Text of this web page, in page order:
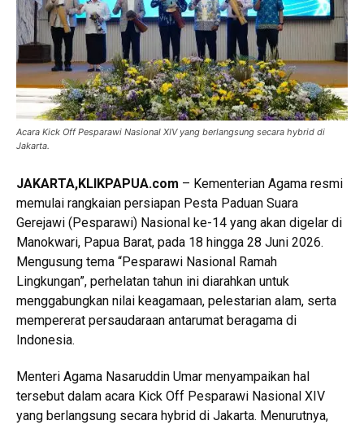
Acara Kick Off Pesparawi Nasional XIV yang berlangsung secara hybrid di
Jakarta.
JAKARTA,KLIKPAPUA.com – Kementerian Agama resmi
memulai rangkaian persiapan Pesta Paduan Suara
Gerejawi (Pesparawi) Nasional ke-14 yang akan digelar di
Manokwari, Papua Barat, pada 18 hingga 28 Juni 2026.
Mengusung tema “Pesparawi Nasional Ramah
Lingkungan”, perhelatan tahun ini diarahkan untuk
menggabungkan nilai keagamaan, pelestarian alam, serta
mempererat persaudaraan antarumat beragama di
Indonesia.
Menteri Agama Nasaruddin Umar menyampaikan hal
tersebut dalam acara Kick Off Pesparawi Nasional XIV
yang berlangsung secara hybrid di Jakarta. Menurutnya,